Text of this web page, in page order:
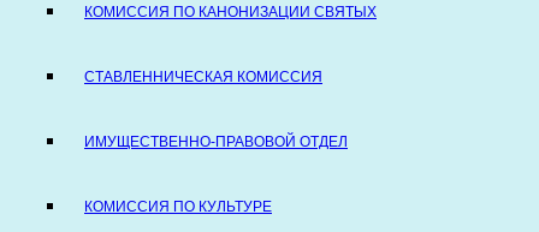
КОМИССИЯ ПО КАНОНИЗАЦИИ СВЯТЫХ
СТАВЛЕННИЧЕСКАЯ КОМИССИЯ
ИМУЩЕСТВЕННО-ПРАВОВОЙ ОТДЕЛ
КОМИССИЯ ПО КУЛЬТУРЕ